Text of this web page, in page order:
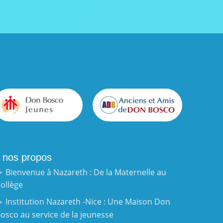
nos propos
Bienvenue à Nazareth : De la Maternelle au
Institution Nazareth -Nice : Une Maison Don
au service de la jeunesse